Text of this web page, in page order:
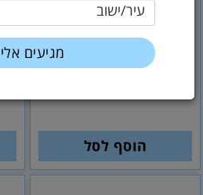
עיר/ישוב
44
₪
37.29 לפני מע''מ
ספירל פלסטיק -21 טבעות
הוסף לסל